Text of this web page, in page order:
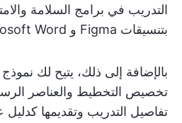
التدريب في برامج السلامة
بتنسيقات Figma و Microsoft Word.
بالإضافة إلى ذلك، يتيح لك
تخصيص التخطيط والعناصر
تفاصيل التدريب وتقديمها كدليل